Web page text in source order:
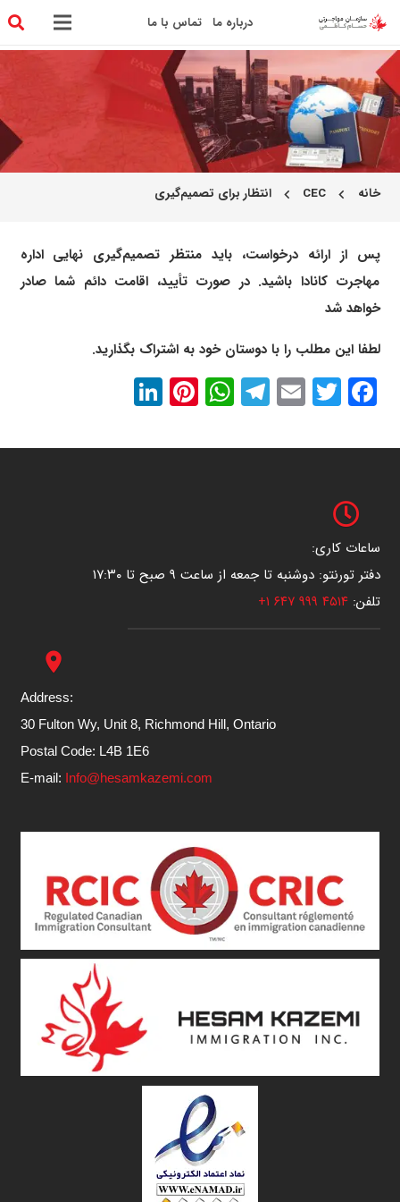
درباره ما تماس با ما
خانه chevron_left
CEC
chevron_left انتظار برای تصمیم‌گیری
پس از ارائه درخواست، باید منتظر تصمیم‌گیری نهایی اداره
مهاجرت کانادا باشید. در صورت تأیید، اقامت دائم شما صادر
خواهد شد
لطفا این مطلب را با دوستان خود به اشتراک بگذارید.
Facebook
Twitter
Email
Telegram
WhatsApp
Pinterest
ساعات کاری:
دفتر تورنتو: دوشنبه تا جمعه از ساعت ۹ صبح تا ۱۷:۳۰
تلفن:۴۵۱۴ ۹۹۹ ۶۴۷ ۱+
place
Address:
30 Fulton Wy, Unit 8, Richmond Hill, Ontario
Postal Code: L4B 1E6
E-mail: Info@hesamkazemi.com